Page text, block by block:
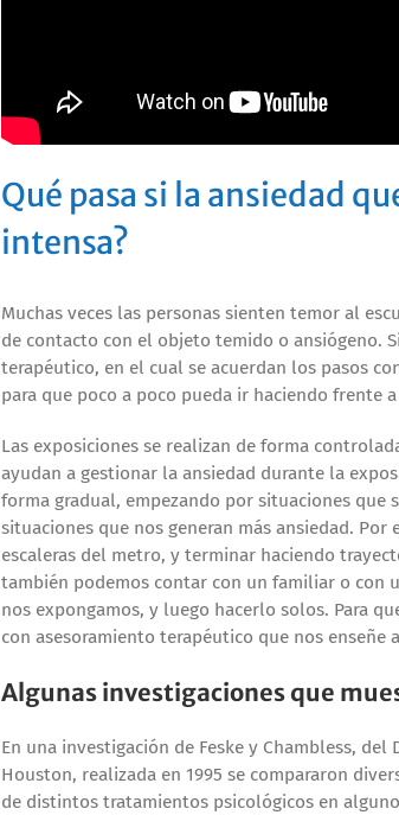
Qué pasa si la ansiedad
intensa?
Muchas veces las personas sienten temor al
de contacto con el objeto temido o ansiógeno.
terapéutico, en el cual se acuerdan los pasos
para que poco a poco pueda ir haciendo frente
Las exposiciones se realizan de forma
ayudan a gestionar la ansiedad durante la
forma gradual, empezando por situaciones que
situaciones que nos generan más ansiedad.
escaleras del metro, y terminar haciendo
también podemos contar con un familiar o con
nos expongamos, y luego hacerlo solos. Para
con asesoramiento terapéutico que nos
Algunas investigaciones que
En una investigación de Feske y Chambless,
Houston, realizada en 1995 se compararon
de distintos tratamientos psicológicos en